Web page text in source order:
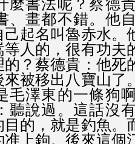
麼書法呢？蔡德
、畫都不錯。他
己起名叫魯赤水。
等人的，很有功夫
的？蔡德貴：他死
來被移出八寶山了
毛澤東的一條狗
聽說過。這話沒
目的，就是釣魚。
准上鉤。後來這個